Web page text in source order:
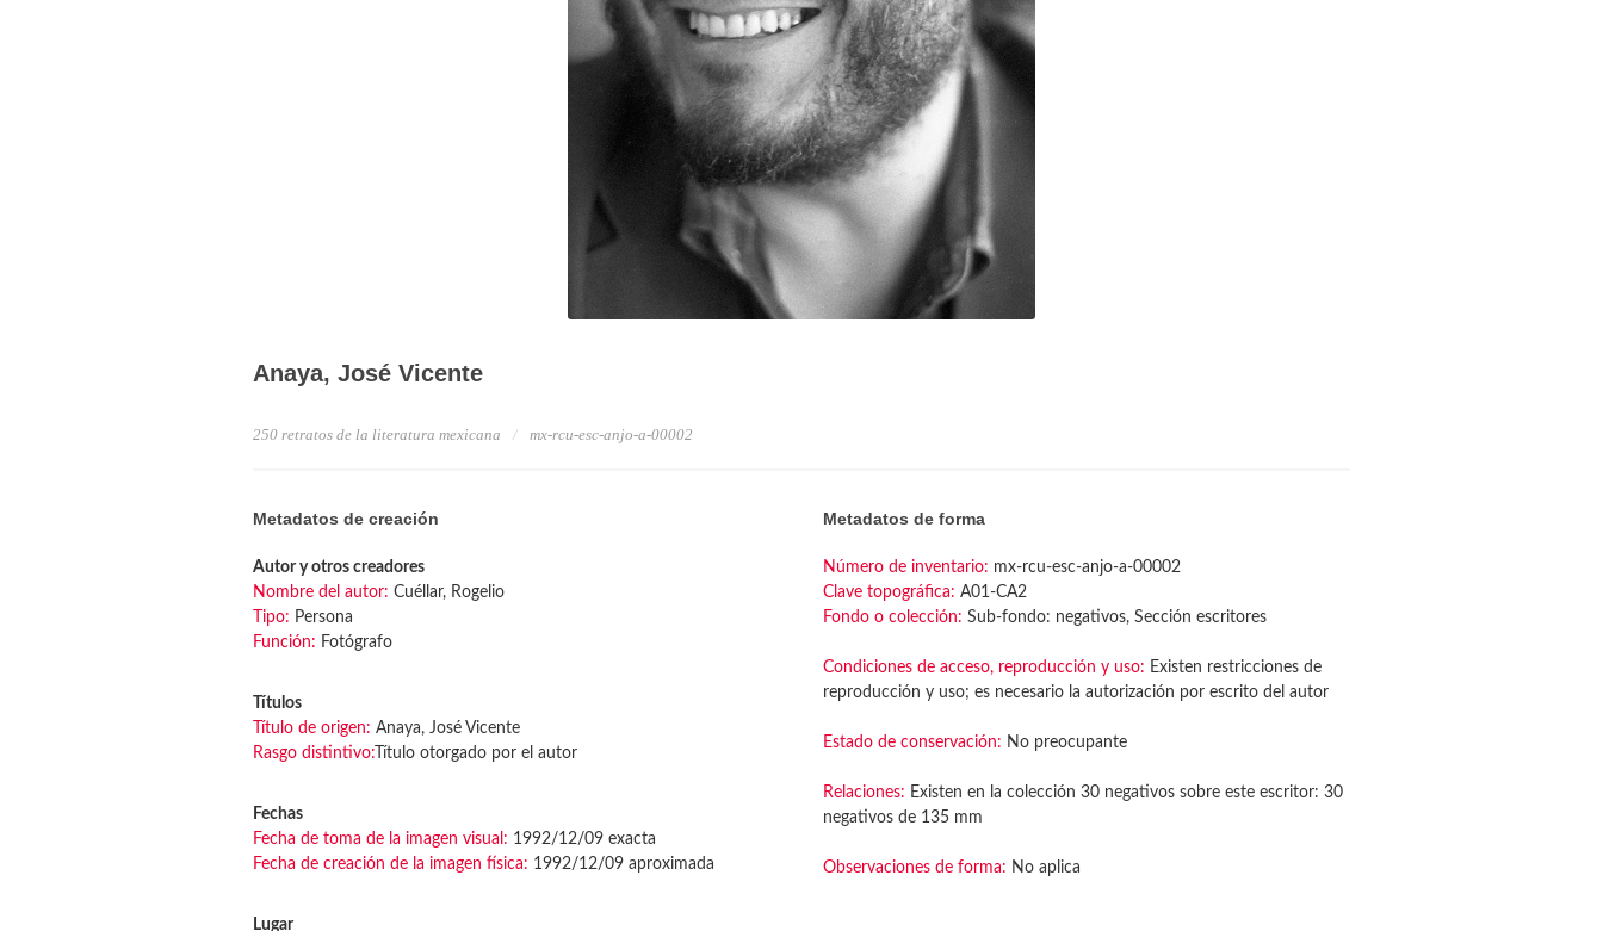
Anaya, José Vicente
250 retratos de la literatura mexicana mx-rcu-esc-anjo-a-00002
Metadatos de creación
Autor y otros creadores
Nombre del autor: Cuéllar, Rogelio
Tipo: Persona
Función: Fotógrafo
Títulos
Título de origen: Anaya, José Vicente
Rasgo distintivo: Título otorgado por el autor
Fechas
Fecha de toma de la imagen visual: 1992/12/09 exacta
Fecha de creación de la imagen física: 1992/12/09 aproximada
Lugar
Metadatos de forma
Número de inventario: mx-rcu-esc-anjo-a-00002
Clave topográfica: A01-CA2
Fondo o colección: Sub-fondo: negativos, Sección escritores
Condiciones de acceso, reproducción y uso: Existen restricciones de
reproducción y uso; es necesario la autorización por escrito del autor
Estado de conservación: No preocupante
Relaciones: Existen en la colección 30 negativos sobre este escritor: 30
negativos de 135 mm
Observaciones de forma: No aplica